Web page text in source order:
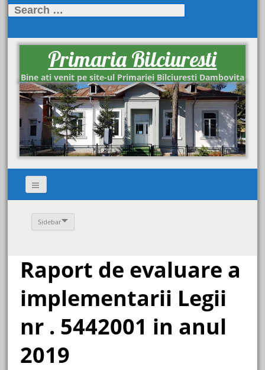
Search
Primaria Bilciuresti
Bine ati venit pe site-ul Primariei Bilciuresti Dambovita
Sidebar
Raport de evaluare a
implementarii Legii
nr . 5442001 in anul
2019